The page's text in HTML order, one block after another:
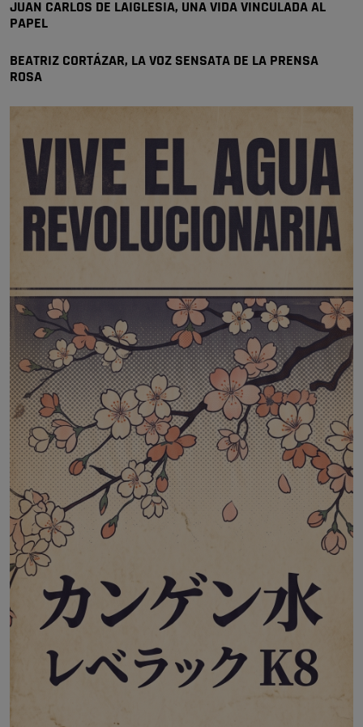
JUAN CARLOS DE LAIGLESIA, UNA VIDA VINCULADA AL
PAPEL
BEATRIZ CORTÁZAR, LA VOZ SENSATA DE LA PRENSA
ROSA